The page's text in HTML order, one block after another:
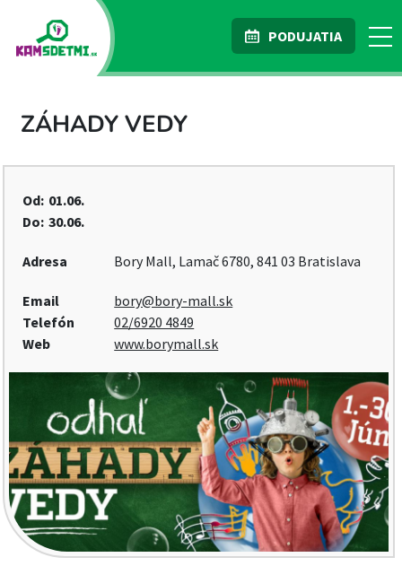
PODUJATIA
ZÁHADY VEDY
Od: 01.06.
Do: 30.06.
Adresa Bory Mall, Lamač 6780, 841 03 Bratislava
Email
bory@bory-mall.sk
Telefón
02/6920 4849
Web
www.borymall.sk